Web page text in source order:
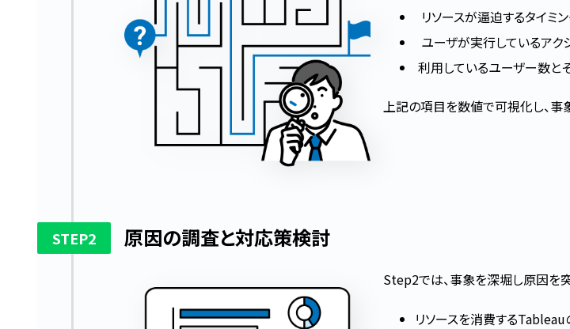
リソースが逼迫するタイミ
ユーザが実行しているアク
利用しているユーザー数と
上記の項目を数値で可視化し、事
原因の調査と対応策検討
Step2では、事象を深堀し原因を
リソースを消費する
STEP2